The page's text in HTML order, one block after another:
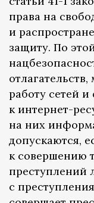
права на
и
защиту. По
работу сетей и
к интернет-
на них
допускаются,
к совершению
преступлений
с